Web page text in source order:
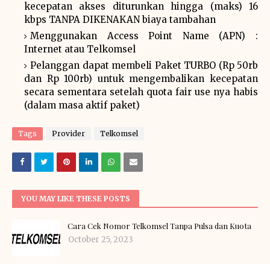
kecepatan akses diturunkan hingga (maks) 16
kbps TANPA DIKENAKAN biaya tambahan
Menggunakan Access Point Name (APN) :
Internet atau Telkomsel
Pelanggan dapat membeli Paket TURBO (Rp 50rb
dan Rp 100rb) untuk mengembalikan kecepatan
secara sementara setelah quota fair use nya habis
(dalam masa aktif paket)
Tags Provider Telkomsel
YOU MAY LIKE THESE POSTS
Cara Cek Nomor Telkomsel Tanpa Pulsa dan Kuota
October 25, 2023